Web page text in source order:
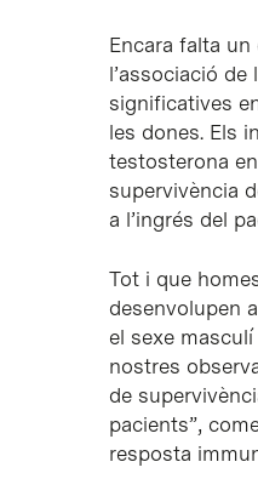
Encara falta
l’associació
significatives
les dones. Els
testosterona
supervivència
a l’ingrés del
Tot i que
desenvolupen
el sexe
nostres
de
pacients”,
resposta